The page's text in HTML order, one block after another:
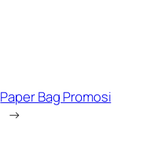
Paper Bag Promosi
→